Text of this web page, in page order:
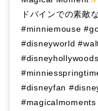
ドバインでの素敵
#minniemouse
#disneyworld
#disneyfan